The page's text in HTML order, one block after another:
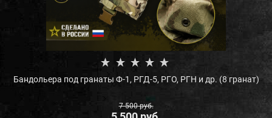
Бандольера под гранаты Ф-1, РГД-5, РГО, РГН и др. (8 гранат)
7 500 руб.